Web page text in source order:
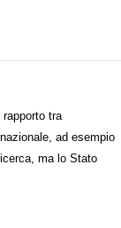
rapporto tra
ad esempio
ma lo Stato